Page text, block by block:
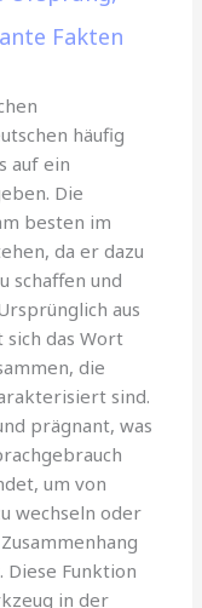
Fakten
häufig
auf ein
Die
besten im
da er dazu
schaffen und
aus
das Wort
die
sind.
prägnant, was
um von
wechseln oder
Funktion
in der